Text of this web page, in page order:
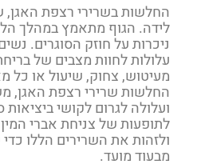
החלשות בשרירי רצפת
לידה. הגוף מתאמץ במהלך
ניכרות על חוזק הסוגרים.
עלולות לחוות מצבים של
מעיטוש, צחוק, שיעול או כל
החלשות שרירי רצפת האגן,
ועלולה לגרום לקושי ביציאות
לתופעות של צניחת אברי
ולזהות את השרירים הללו
מבעוד מועד.